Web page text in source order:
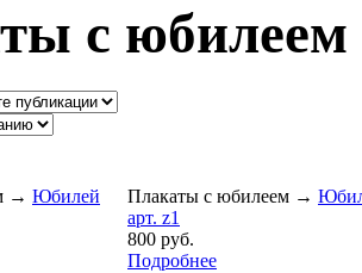
с юбилеем
→ Юбилей
Плакаты с юбилеем →
арт. z1
800 руб.
Подробнее